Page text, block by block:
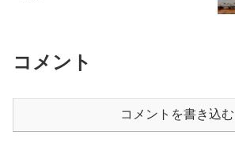
コメント
コメントを書き込む